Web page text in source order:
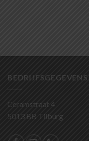
BEDRIJFSGEGEVENS
Ceramstraat 4
5013 BB Tilburg